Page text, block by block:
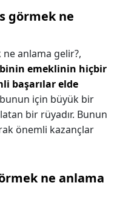
görmek ne
anlama gelir?,
emeklinin hiçbir
başarılar elde
için büyük bir
bir rüyadır. Bunun
önemli kazançlar
ne anlama